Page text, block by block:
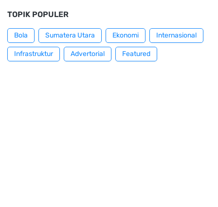
TOPIK POPULER
Bola Sumatera Utara Ekonomi Internasional
Infrastruktur Advertorial Featured